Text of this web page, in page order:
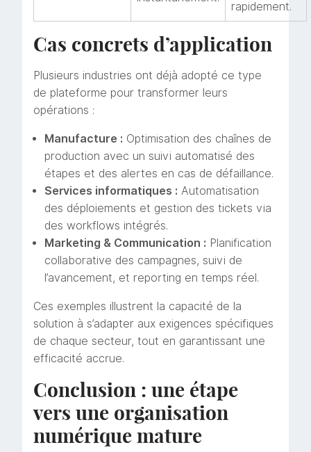
rapidement.
Cas concrets d’application
Plusieurs industries ont déjà adopté ce type
de plateforme pour transformer leurs
opérations :
Manufacture : Optimisation des chaînes de
production avec un suivi automatisé des
étapes et des alertes en cas de défaillance.
Services informatiques : Automatisation
des déploiements et gestion des tickets via
des workflows intégrés.
Marketing & Communication : Planification
collaborative des campagnes, suivi de
l’avancement, et reporting en temps réel.
Ces exemples illustrent la capacité de la
solution à s’adapter aux exigences spécifiques
de chaque secteur, tout en garantissant une
efficacité accrue.
Conclusion : une étape
vers une organisation
numérique mature